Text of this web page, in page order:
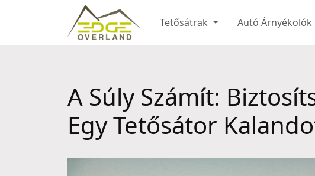
Tetősátrak Autó Árnyékolók
A Súly Számít:
Egy Tetősátor